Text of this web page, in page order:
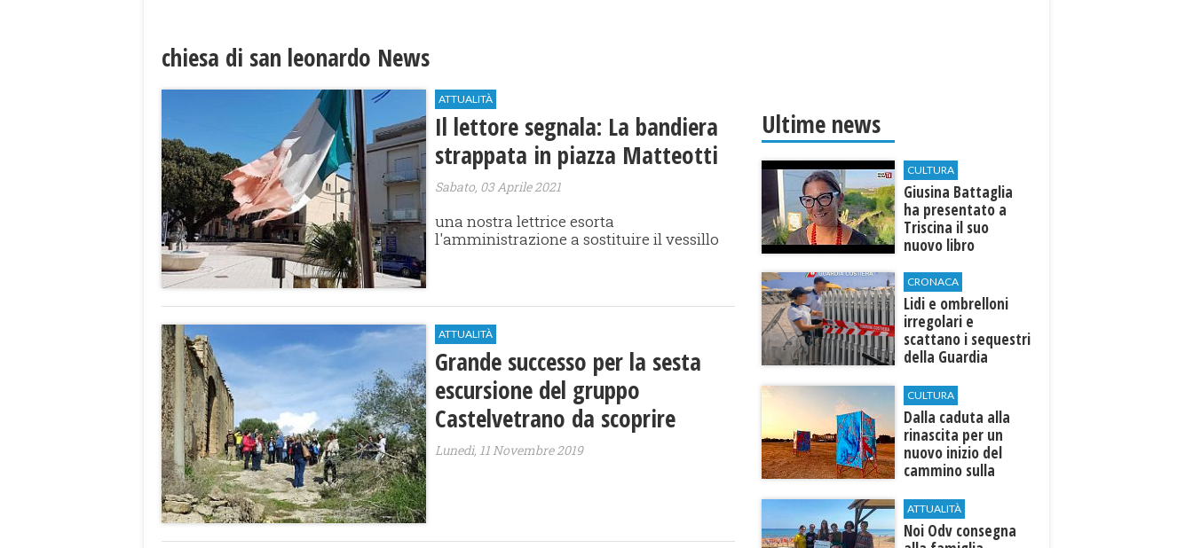
chiesa di san leonardo News
ATTUALITÀ
Il lettore segnala: La bandiera
strappata in piazza Matteotti
Sabato, 03 Aprile 2021
una nostra lettrice esorta
l'amministrazione a sostituire il vessillo
ATTUALITÀ
Grande successo per la sesta
escursione del gruppo
Castelvetrano da scoprire
Lunedì, 11 Novembre 2019
Ultime news
CULTURA
Giusina Battaglia
ha presentato a
Triscina il suo
nuovo libro
CRONACA
Lidi e ombrelloni
irregolari e
scattano i sequestri
della Guardia
CULTURA
Dalla caduta alla
rinascita per un
nuovo inizio del
cammino sulla
ATTUALITÀ
Noi Odv consegna